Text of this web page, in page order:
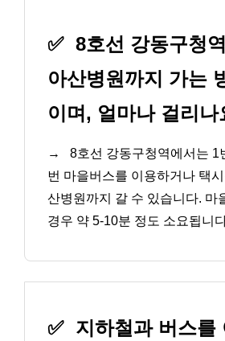
✅ 8호선 강동구청
아산병원까지 가는
이며, 얼마나 걸리나
→
8호선 강동구청역에서는 1
번 마을버스를 이용하거나 택
산병원까지 갈 수 있습니다. 마
경우 약 5-10분 정도 소요됩니
✅ 지하철과 버스를